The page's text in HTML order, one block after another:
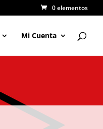
0 elementos
Mi Cuenta